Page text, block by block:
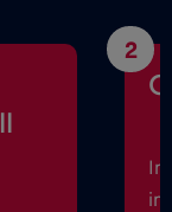
2